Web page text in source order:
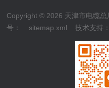
Copyright © 2026 天津市电缆
号：
sitemap.xml 技术支持